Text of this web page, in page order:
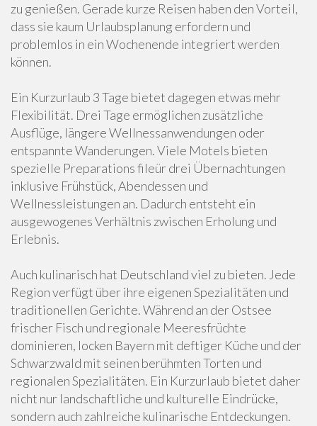
zu genießen. Gerade kurze Reisen haben den Vorteil,
dass sie kaum Urlaubsplanung erfordern und
problemlos in ein Wochenende integriert werden
können.
Ein Kurzurlaub 3 Tage bietet dagegen etwas mehr
Flexibilität. Drei Tage ermöglichen zusätzliche
Ausflüge, längere Wellnessanwendungen oder
entspannte Wanderungen. Viele Motels bieten
spezielle Preparations fileür drei Übernachtungen
inklusive Frühstück, Abendessen und
Wellnessleistungen an. Dadurch entsteht ein
ausgewogenes Verhältnis zwischen Erholung und
Erlebnis.
Auch kulinarisch hat Deutschland viel zu bieten. Jede
Region verfügt über ihre eigenen Spezialitäten und
traditionellen Gerichte. Während an der Ostsee
frischer Fisch und regionale Meeresfrüchte
dominieren, locken Bayern mit deftiger Küche und der
Schwarzwald mit seinen berühmten Torten und
regionalen Spezialitäten. Ein Kurzurlaub bietet daher
nicht nur landschaftliche und kulturelle Eindrücke,
sondern auch zahlreiche kulinarische Entdeckungen.